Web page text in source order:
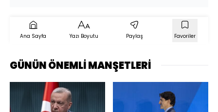
Ana Sayfa Yazı Boyutu Paylaş Favoriler
GÜNÜN ÖNEMLİ MANŞETLERİ